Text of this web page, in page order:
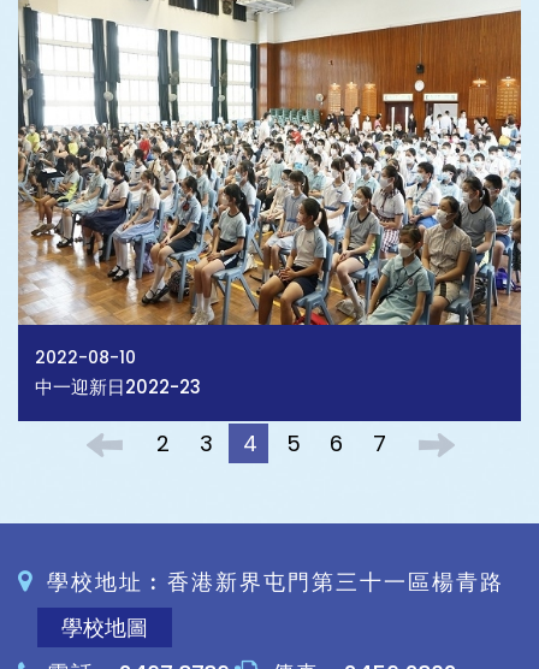
2022-08-10
中一迎新日2022-23
2 3 4 5 6 7
學校地址︰香港新界屯門第三十一區楊青路
學校地圖